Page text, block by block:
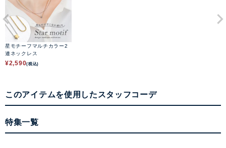
星モチーフマルチカラー2
連ネックレス
¥2,590(税込)
このアイテムを使用したスタッフコーデ
特集一覧